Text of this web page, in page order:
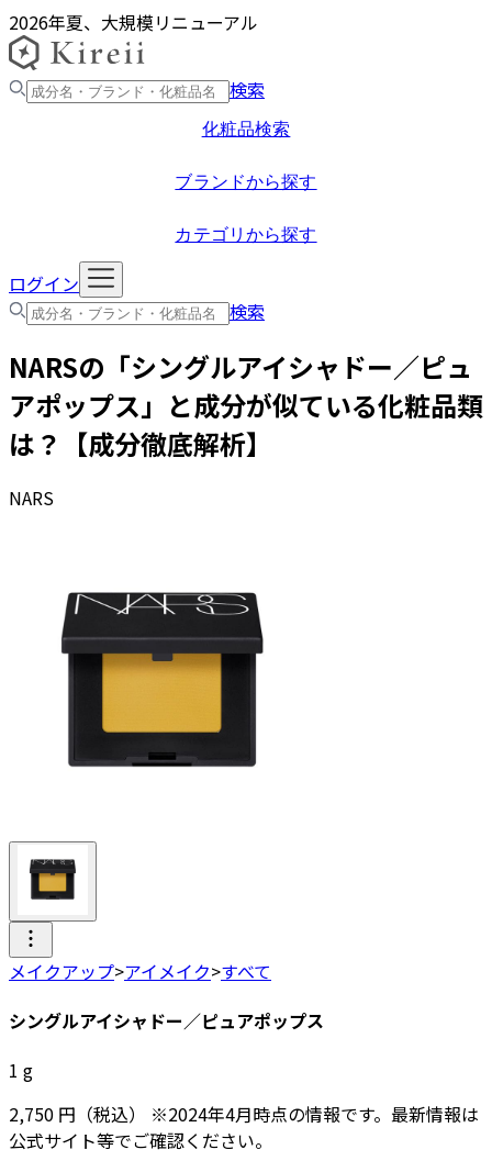
2026年夏、大規模リニューアル
検索
化粧品検索
ブランドから探す
カテゴリから探す
ログイン
検索
NARSの「シングルアイシャドー／ピュ
アポップス 」と成分が似ている化粧品類
は？【成分徹底解析】
NARS
メイクアップ>アイメイク>すべて
シングルアイシャドー／ピュアポップス
1 g
2,750 円 （税込） ※2024年4月時点の情報です。最新情報は
公式サイト等でご確認ください。